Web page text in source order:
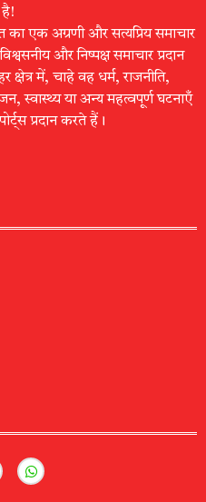
एक अग्रणी और सत्यप्रिय समाचार
और निष्पक्ष समाचार प्रदान
में, चाहे वह धर्म, राजनीति,
स्वास्थ्य या अन्य महत्वपूर्ण घटनाएँ
प्रदान करते हैं।